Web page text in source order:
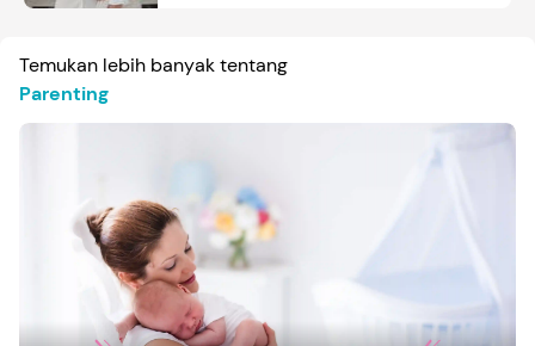
Temukan lebih banyak tentang
Parenting